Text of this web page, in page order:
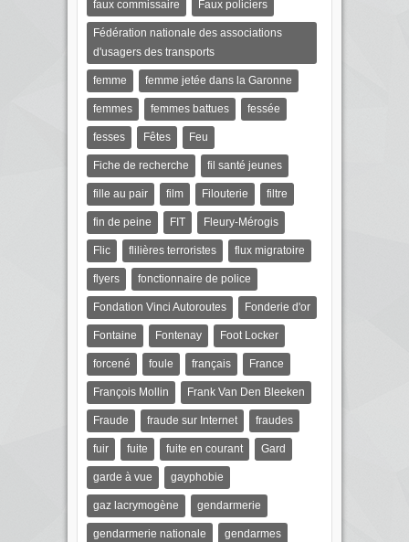
faux commissaire Faux policiers
Fédération nationale des associations
d'usagers des transports
femme femme jetée dans la Garonne
femmes femmes battues fessée
fesses Fêtes Feu
Fiche de recherche fil santé jeunes
fille au pair film Filouterie filtre
fin de peine FIT Fleury-Mérogis
Flic flilières terroristes flux migratoire
flyers fonctionnaire de police
Fondation Vinci Autoroutes Fonderie d'or
Fontaine Fontenay Foot Locker
forcené foule français France
François Mollin Frank Van Den Bleeken
Fraude fraude sur Internet fraudes
fuir fuite fuite en courant Gard
garde à vue gayphobie
gaz lacrymogène gendarmerie
gendarmerie nationale gendarmes